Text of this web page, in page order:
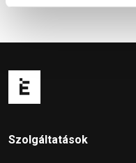
Szolgáltatások